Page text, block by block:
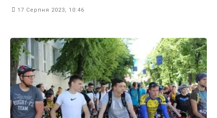
17 Серпня 2023, 10:46